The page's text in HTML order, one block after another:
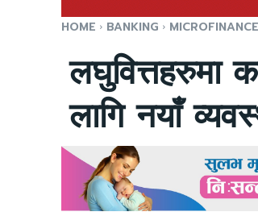
HOME BANKING MICROFINANCE
लघुवित्तहरुमा
लागि नयाँ